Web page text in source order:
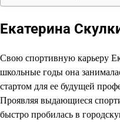
Екатерина
Свою спортивную карьеру
школьные годы она
стартом для ее будущей
Проявляя выдающиеся
быстро пробилась в